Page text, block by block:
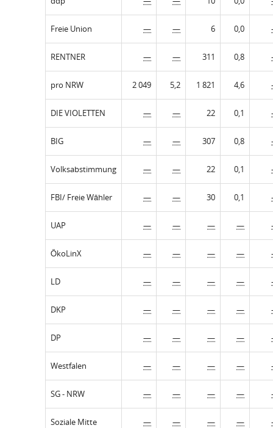
Freie Union — — 6 0,0
RENTNER — — 311 0,8
pro NRW 2 049 5,2 1 821 4,6
DIE VIOLETTEN — — 22 0,1
BIG — — 307 0,8
Volksabstimmung — — 22 0,1
FBI/ Freie Wähler — — 30 0,1
UAP — — — —
ÖkoLinX — — — —
LD — — — —
DKP — — — —
DP — — — —
Westfalen — — — —
SG - NRW — — — —
Soziale Mitte — — — —